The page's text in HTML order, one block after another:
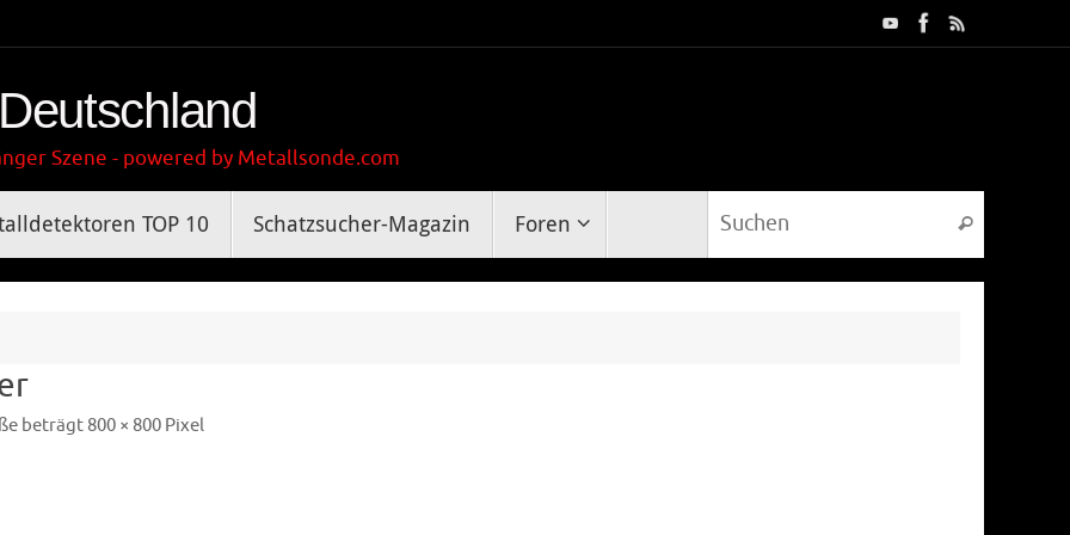
Szene - powered by Metallsonde.com
TOP 10 Schatzsucher-Magazin Foren Suchen
beträgt 800 × 800Pixel